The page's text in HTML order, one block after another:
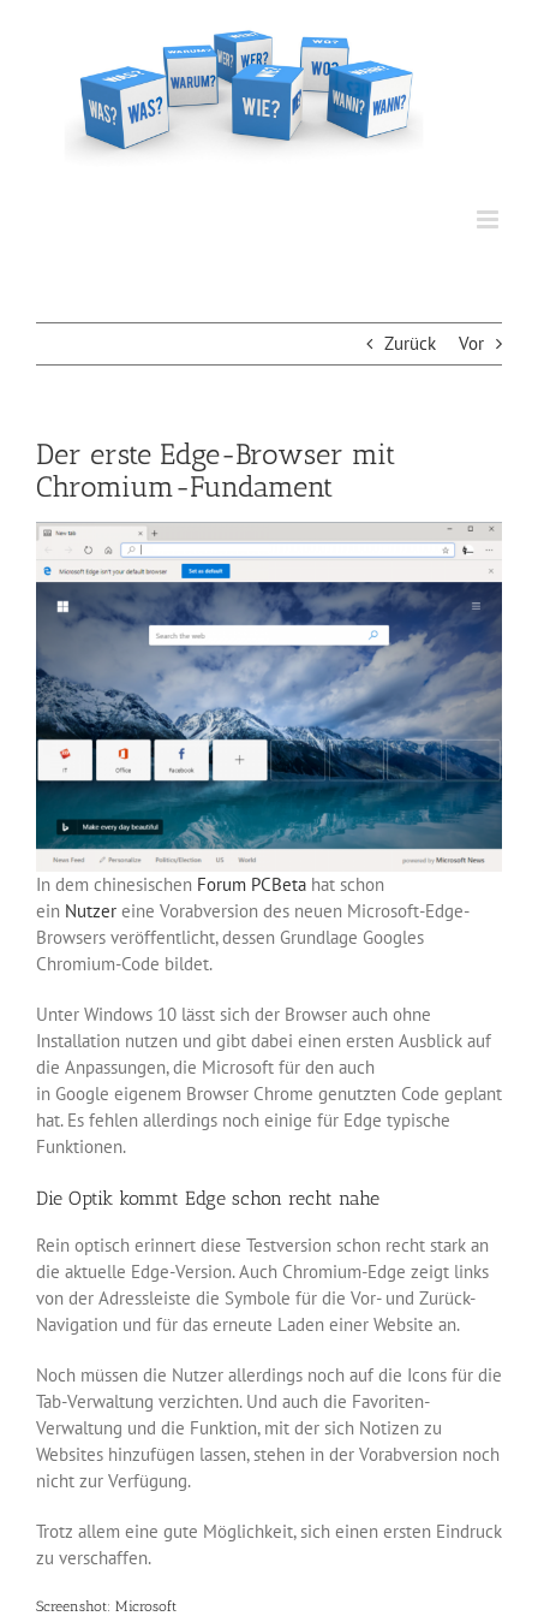
Zurück Vor
Der erste Edge-Browser mit
Chromium-Fundament
In dem chinesischen Forum PCBeta hat schon
ein Nutzer eine Vorabversion des neuen Microsoft-Edge-
Browsers veröffentlicht, dessen Grundlage Googles
Chromium-Code bildet.
Unter Windows 10 lässt sich der Browser auch ohne
Installation nutzen und gibt dabei einen ersten Ausblick auf
die Anpassungen, die Microsoft für den auch
in Google eigenem Browser Chrome genutzten Code geplant
hat. Es fehlen allerdings noch einige für Edge typische
Funktionen.
Die Optik kommt Edge schon recht nahe
Rein optisch erinnert diese Testversion schon recht stark an
die aktuelle Edge-Version. Auch Chromium-Edge zeigt links
von der Adressleiste die Symbole für die Vor- und Zurück-
Navigation und für das erneute Laden einer Website an.
Noch müssen die Nutzer allerdings noch auf die Icons für die
Tab-Verwaltung verzichten. Und auch die Favoriten-
Verwaltung und die Funktion, mit der sich Notizen zu
Websites hinzufügen lassen, stehen in der Vorabversion noch
nicht zur Verfügung.
Trotz allem eine gute Möglichkeit, sich einen ersten Eindruck
zu verschaffen.
Screenshot: Microsoft